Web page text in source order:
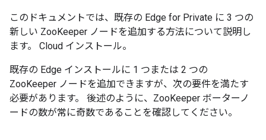
このドキュメントでは、既存の Edge for Private に 3 つの
新しい ZooKeeper ノードを追加する方法について説明し
ます。 Cloud インストール。
既存の Edge インストールに 1 つまたは 2 つの
ZooKeeper ノードを追加できますが、次の要件を満たす
必要があります。 後述のように、ZooKeeper ボーターノ
ードの数が常に奇数であることを確認してください。